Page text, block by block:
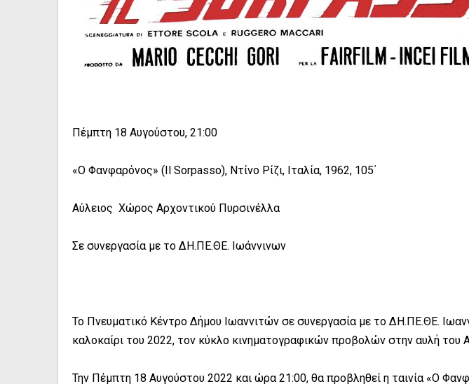
Πέμπτη 18 Αυγούστου, 21:00
«Ο Φανφαρόνος» (Il Sorpasso), Ντίνο Ρίζι, Ιταλία, 1962, 105΄
Αύλειος Χώρος Αρχοντικού Πυρσινέλλα
Σε συνεργασία με το ΔΗ.ΠΕ.ΘΕ. Ιωάννινων
Το Πνευματικό Κέντρο Δήμου Ιωαννιτών σε συνεργασία με το ΔΗ.ΠΕ.ΘΕ.
καλοκαίρι του 2022, τον κύκλο κινηματογραφικών προβολών στην αυλή του
Την Πέμπτη 18 Αυγούστου 2022 και ώρα 21:00, θα προβληθεί η ταινία «Ο